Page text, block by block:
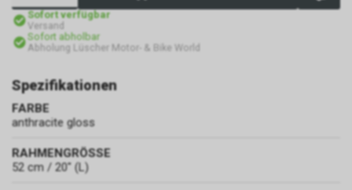
Sofort verfügbar
Versand
Sofort abholbar
Abholung Lüscher Motor- & Bike World
Spezifikationen
FARBE
anthracite gloss
RAHMENGRÖSSE
52 cm / 20" (L)